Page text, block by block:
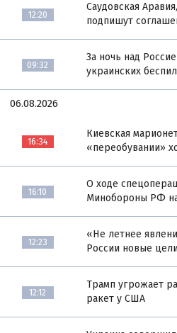
12:20
Саудовская
подпишут
09:32
За ночь над
украинских
06.08.2026
16:34
Киевская
«переобувании»
16:10
О ходе
Минобороны РФ на
12:23
«Не летнее
России новые цели
12:12
Трамп угрожает
ракет у США